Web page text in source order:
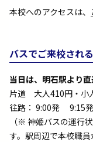
本校へのアクセスは、
バスでご来校され
当日は、明石駅より直
片道 大人410円・小
往路： 9:00発 9:15
（※ 神姫バスの運行
す。駅周辺で本校職